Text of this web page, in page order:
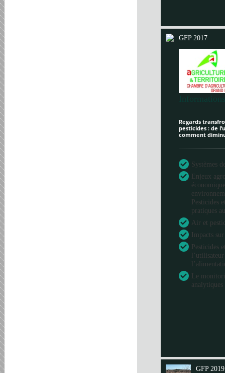
GFP 2017
Regards
pesticides : de
comment
Systèmes
Enjeux
Pesticides
pratiques
Air et
Impacts
Pesticides
Le
GFP 2019